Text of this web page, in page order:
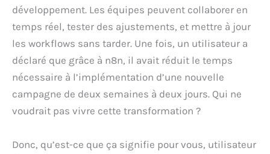
développement. Les équipes peuvent collaborer en
temps réel, tester des ajustements, et mettre à jour
les workflows sans tarder. Une fois, un utilisateur a
déclaré que grâce à n8n, il avait réduit le temps
nécessaire à l’implémentation d’une nouvelle
campagne de deux semaines à deux jours. Qui ne
voudrait pas vivre cette transformation ?
Donc, qu’est-ce que ça signifie pour vous, utilisateur